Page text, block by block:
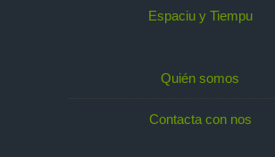
Espaciu y Tiempu
Quién somos
Contacta con nos